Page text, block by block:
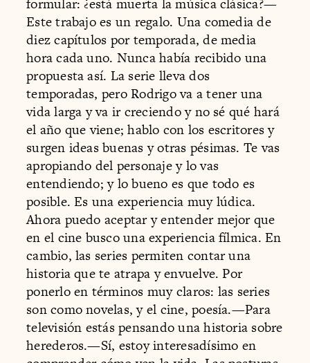
formular: ¿está muerta la música clásica?—
Este trabajo es un regalo. Una comedia de
diez capítulos por temporada, de media
hora cada uno. Nunca había recibido una
propuesta así. La serie lleva dos
temporadas, pero Rodrigo va a tener una
vida larga y va ir creciendo y no sé qué hará
el año que viene; hablo con los escritores y
surgen ideas buenas y otras pésimas. Te vas
apropiando del personaje y lo vas
entendiendo; y lo bueno es que todo es
posible. Es una experiencia muy lúdica.
Ahora puedo aceptar y entender mejor que
en el cine busco una experiencia fílmica. En
cambio, las series permiten contar una
historia que te atrapa y envuelve. Por
ponerlo en términos muy claros: las series
son como novelas, y el cine, poesía.—Para
televisión estás pensando una historia sobre
herederos.—Sí, estoy interesadísimo en